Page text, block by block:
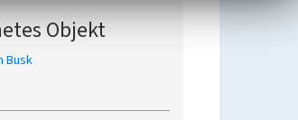
Objekt
Busk